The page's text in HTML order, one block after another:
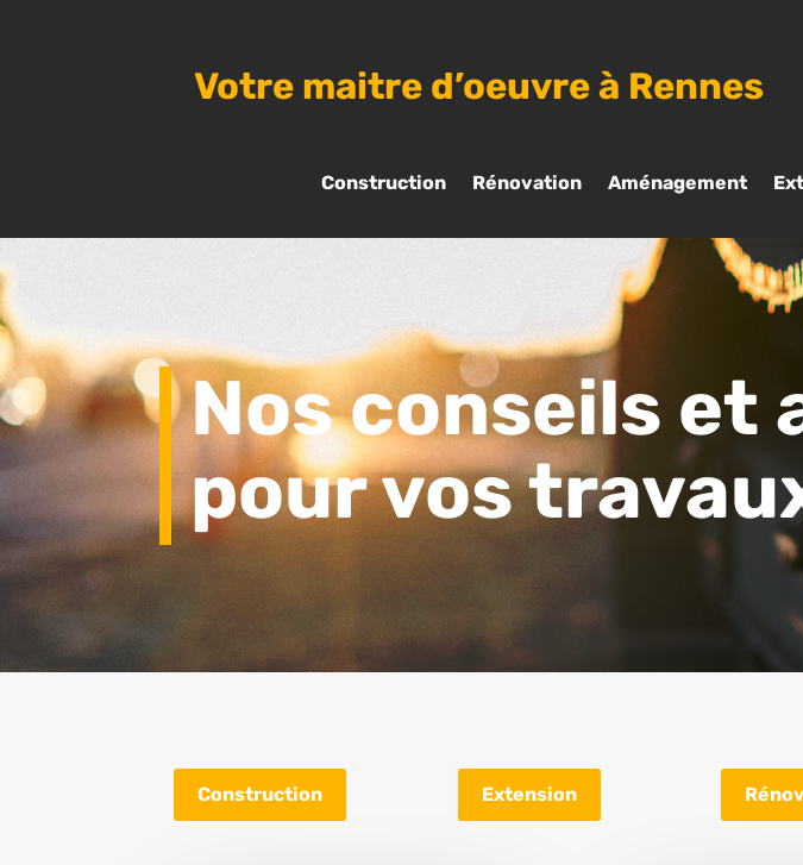
Votre maitre d’oeuvre à Rennes
Construction Rénovation Aménagement
Nos conseils et
pour vos
Construction Extension